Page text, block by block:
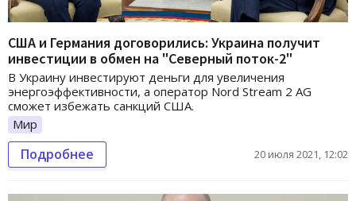
США и Германия договорились: Украина получит
инвестиции в обмен на "Северный поток-2"
В Украину инвестируют деньги для увеличения
энергоэффективности, а оператор Nord Stream 2 AG
сможет избежать санкций США.
Мир
Подробнее 20 июля 2021, 12:02